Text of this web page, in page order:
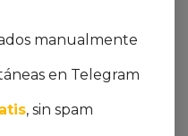
lectus. In
manualmente
en Telegram
, sin spam